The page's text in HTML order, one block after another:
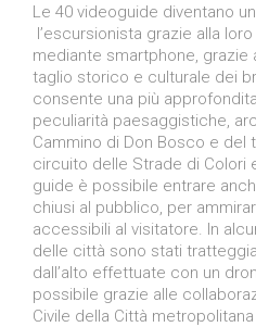
Le 40 videoguide diventano
l’escursionista grazie alla
mediante smartphone, grazie
taglio storico e culturale dei
consente una più
peculiarità paesaggistiche,
Cammino di Don Bosco e del
circuito delle Strade di Colori
guide è possibile entrare
chiusi al pubblico, per
accessibili al visitatore. In
delle città sono stati
dall’alto effettuate con un
possibile grazie alle
Civile della Città